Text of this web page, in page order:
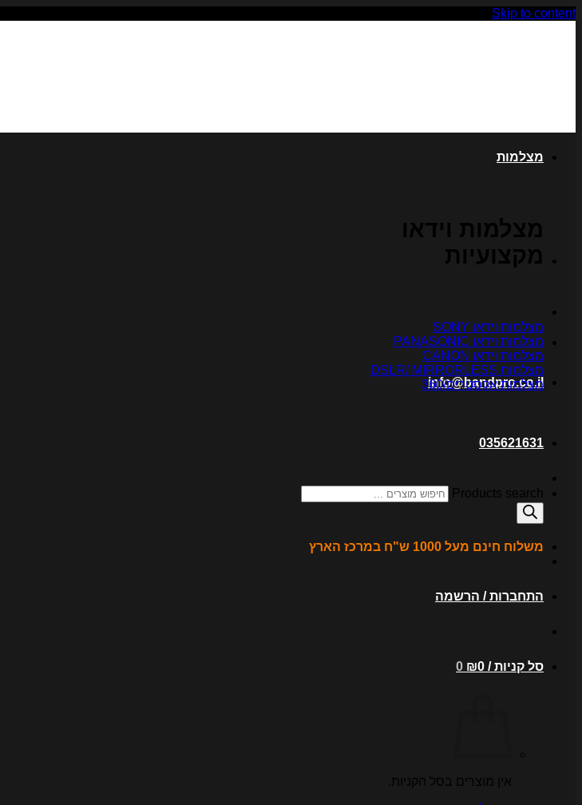
Skip to content
info@bandpro.co.il
035621631
Products search
משלוח חינם מעל 1000 ש"ח במרכז הארץ
התחברות / הרשמה
סל קניות / ₪0
0
אין מוצרים בסל הקניות.
מצלמות
מצלמות וידאו
מקצועיות
מצלמות וידאו SONY
מצלמות וידאו PANASONIC
מצלמות וידאו CANON
מצלמות DSLR/ MIRRORLESS
מצלמות אקסטרים/360